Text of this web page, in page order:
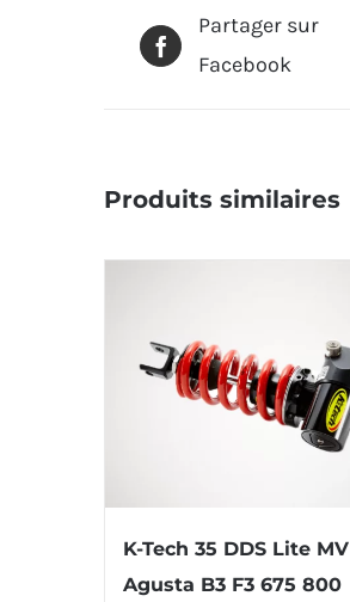
Partager sur
Facebook
Produits similaires
K-Tech 35 DDS Lite MV
Agusta B3 F3 675 800